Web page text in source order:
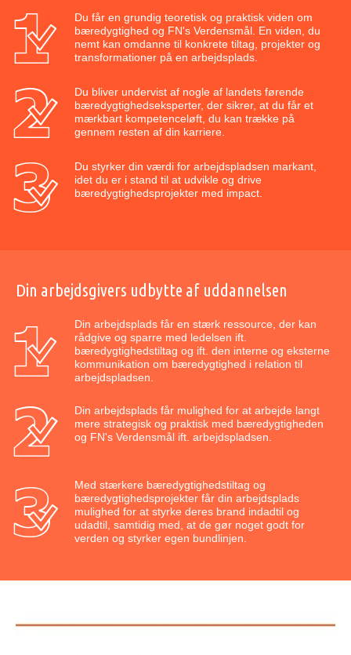
Du får en grundig teoretisk og praktisk viden om
bæredygtighed og FN's Verdensmål. En viden, du
nemt kan omdanne til konkrete tiltag, projekter og
transformationer på en arbejdsplads.
Du bliver undervist af nogle af landets førende
bæredygtighedseksperter, der sikrer, at du får et
mærkbart kompetenceløft, du kan trække på
gennem resten af din karriere.
Du styrker din værdi for arbejdspladsen markant,
idet du er i stand til at udvikle og drive
bæredygtighedsprojekter med impact.
Din arbejdsgivers udbytte af uddannelsen
Din arbejdsplads får en stærk ressource, der kan
rådgive og sparre med ledelsen ift.
bæredygtighedstiltag og ift. den interne og eksterne
kommunikation om bæredygtighed i relation til
arbejdspladsen.
Din arbejdsplads får mulighed for at arbejde langt
mere strategisk og praktisk med bæredygtigheden
og FN's Verdensmål ift. arbejdspladsen.
Med stærkere bæredygtighedstiltag og
bæredygtighedsprojekter får din arbejdsplads
mulighed for at styrke deres brand indadtil og
udadtil, samtidig med, at de gør noget godt for
verden og styrker egen bundlinjen.